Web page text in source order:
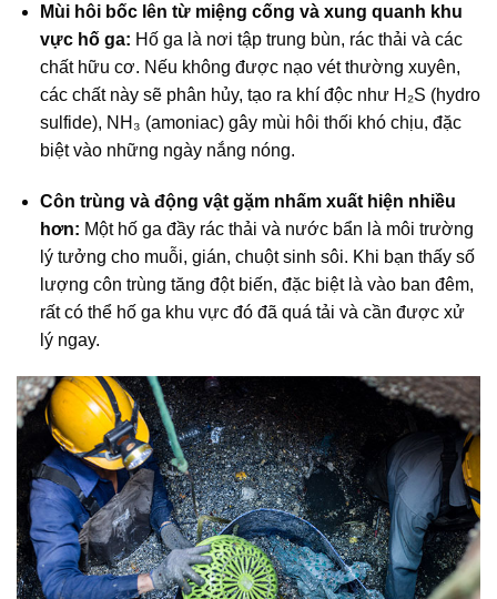
Mùi hôi bốc lên từ miệng cống và xung quanh khu
vực hố ga: Hố ga là nơi tập trung bùn, rác thải và các
chất hữu cơ. Nếu không được nạo vét thường xuyên,
các chất này sẽ phân hủy, tạo ra khí độc như H₂S (hydro
sulfide), NH₃ (amoniac) gây mùi hôi thối khó chịu, đặc
biệt vào những ngày nắng nóng.
Côn trùng và động vật gặm nhấm xuất hiện nhiều
hơn: Một hố ga đầy rác thải và nước bẩn là môi trường
lý tưởng cho muỗi, gián, chuột sinh sôi. Khi bạn thấy số
lượng côn trùng tăng đột biến, đặc biệt là vào ban đêm,
rất có thể hố ga khu vực đó đã quá tải và cần được xử
lý ngay.